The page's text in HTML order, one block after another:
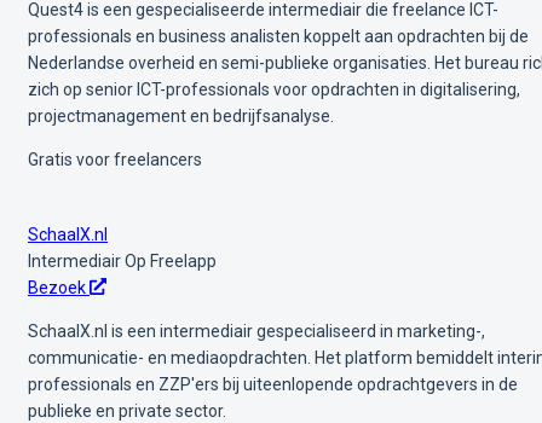
Quest4 is een gespecialiseerde intermediair die freelance ICT-
professionals en business analisten koppelt aan opdrachten bij de
Nederlandse overheid en semi-publieke organisaties. Het bureau
zich op senior ICT-professionals voor opdrachten in digitalisering,
projectmanagement en bedrijfsanalyse.
Gratis voor freelancers
SchaalX.nl
IntermediairOp Freelapp
Bezoek
SchaalX.nl is een intermediair gespecialiseerd in marketing-,
communicatie- en mediaopdrachten. Het platform bemiddelt
professionals en ZZP'ers bij uiteenlopende opdrachtgevers in de
publieke en private sector.